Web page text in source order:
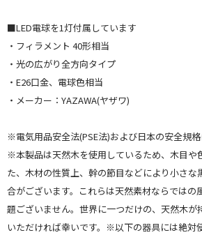
■LED電球を1灯付属しています
・フィラメント 40形相当
・光の広がり全方向タイプ
・E26口金、電球色相当
・メーカー：YAZAWA(ヤザワ)
※電気用品安全法(PSE法)および日本の安全規格
※本製品は天然木を使用しているため、木目や
た、木材の性質上、幹の節目などにより小さな
合がございます。これらは天然素材ならではの
題ございません。世界に一つだけの、天然木が
いただければ幸いです。※以下の器具には絶対